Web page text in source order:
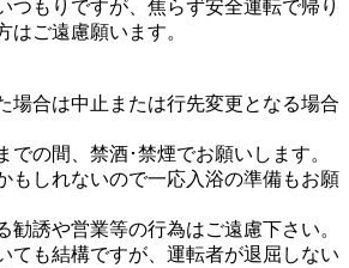
もりですが、焦らず安全運転で帰り
はご遠慮願います。
場合は中止または行先変更となる場合
の間、禁酒･禁煙でお願いします。
もしれないので一応入浴の準備もお願
誘や営業等の行為はご遠慮下さい。
ても結構ですが、運転者が退屈しない